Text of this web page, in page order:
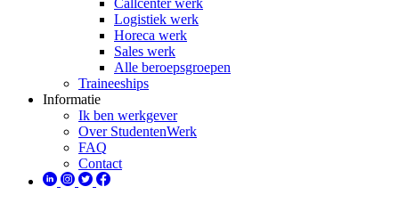
Callcenter werk
Logistiek werk
Horeca werk
Sales werk
Alle beroepsgroepen
Traineeships
Informatie
Ik ben werkgever
Over StudentenWerk
FAQ
Contact